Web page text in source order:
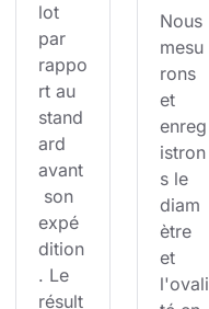
lot
par
rappo
rt au
stand
ard
avant
son
expé
dition
. Le
résult
Nous
mesu
rons
et
enreg
istron
s le
diam
ètre
et
l'ovali